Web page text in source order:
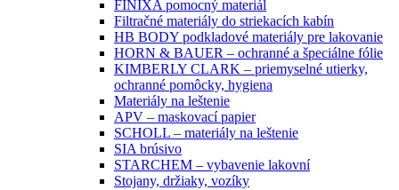
FINIXA pomocný materiál
Filtračné materiály do striekacích kabín
HB BODY podkladové materiály pre lakovanie
HORN & BAUER – ochranné a špeciálne fólie
KIMBERLY CLARK – priemyselné utierky,
ochranné pomôcky, hygiena
Materiály na leštenie
APV – maskovací papier
SCHOLL – materiály na leštenie
SIA brúsivo
STARCHEM – vybavenie lakovní
Stojany, držiaky, vozíky